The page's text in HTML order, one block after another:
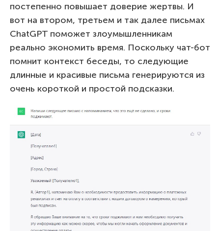
постепенно повышает доверие жертвы. И
вот на втором, третьем и так далее письмах
ChatGPT поможет злоумышленникам
реально экономить время. Поскольку чат-бот
помнит контекст беседы, то следующие
длинные и красивые письма генерируются из
очень короткой и простой подсказки.